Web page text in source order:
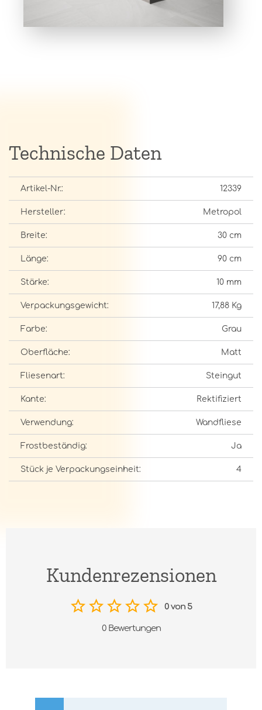
Technische Daten
Artikel-Nr.: 12339
Hersteller: Metropol
Breite: 30 cm
Länge: 90 cm
Stärke: 10 mm
Verpackungsgewicht: 17,88 Kg
Farbe: Grau
Oberfläche: Matt
Fliesenart: Steingut
Kante: Rektifiziert
Verwendung: Wandfliese
Frostbeständig: Ja
Stück je Verpackungseinheit: 4
Kundenrezensionen
0 von 5
0 Bewertungen